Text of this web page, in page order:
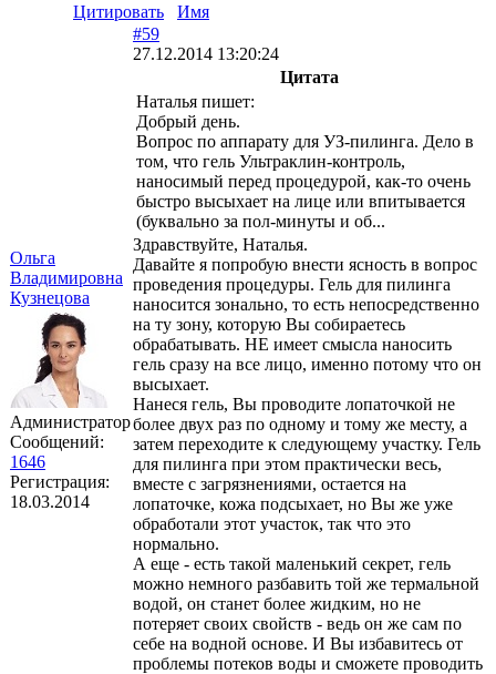
Цитировать
Имя
Ольга
Владимировна
Кузнецова
Администратор
Сообщений:
1646
Регистрация:
18.03.2014
#59
27.12.2014 13:20:24
Цитата
Наталья пишет:
Добрый день.
Вопрос по аппарату для УЗ-пилинга. Дело в
том, что гель Ультраклин-контроль,
наносимый перед процедурой, как-то очень
быстро высыхает на лице или впитывается
(буквально за пол-минуты и об...
Здравствуйте, Наталья.
Давайте я попробую внести ясность в вопрос
проведения процедуры. Гель для пилинга
наносится зонально, то есть непосредственно
на ту зону, которую Вы собираетесь
обрабатывать. НЕ имеет смысла наносить
гель сразу на все лицо, именно потому что он
высыхает.
Нанеся гель, Вы проводите лопаточкой не
более двух раз по одному и тому же месту, а
затем переходите к следующему участку. Гель
для пилинга при этом практически весь,
вместе с загрязнениями, остается на
лопаточке, кожа подсыхает, но Вы же уже
обработали этот участок, так что это
нормально.
А еще - есть такой маленький секрет, гель
можно немного разбавить той же термальной
водой, он станет более жидким, но не
потеряет своих свойств - ведь он же сам по
себе на водной основе. И Вы избавитесь от
проблемы потеков воды и сможете проводить